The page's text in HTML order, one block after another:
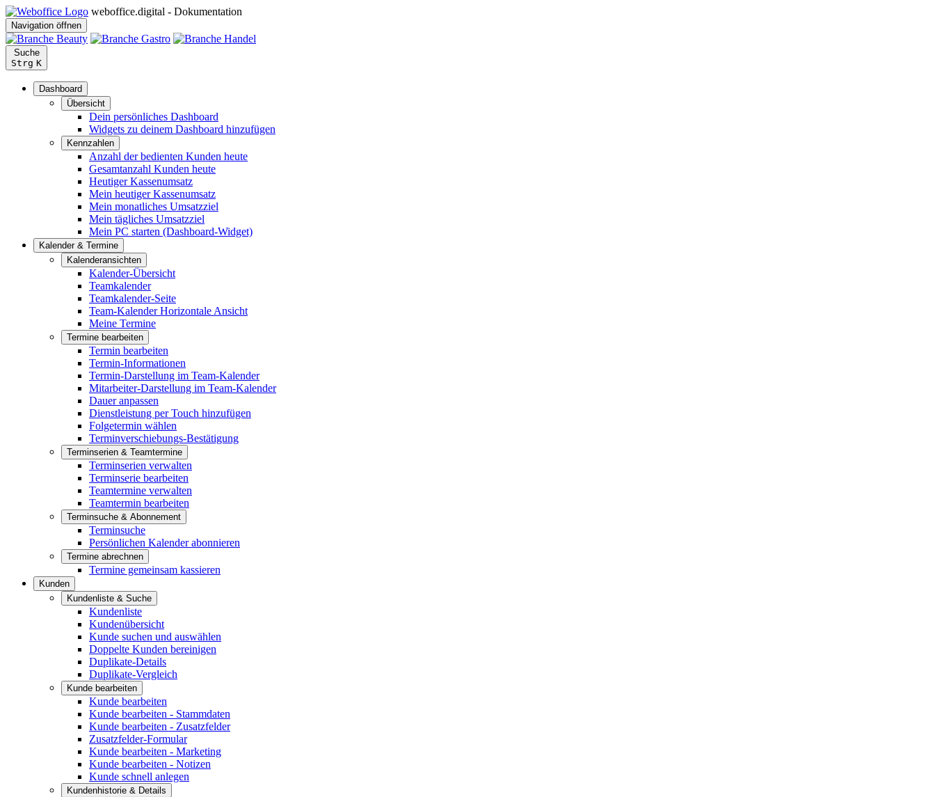
weboffice.digital - Dokumentation
Navigation öffnen
Suche
Strg K
Dashboard
Übersicht
Dein persönliches Dashboard
Widgets zu deinem Dashboard hinzufügen
Kennzahlen
Anzahl der bedienten Kunden heute
Gesamtanzahl Kunden heute
Heutiger Kassenumsatz
Mein heutiger Kassenumsatz
Mein monatliches Umsatzziel
Mein tägliches Umsatzziel
Mein PC starten (Dashboard-Widget)
Kalender & Termine
Kalenderansichten
Kalender-Übersicht
Teamkalender
Teamkalender-Seite
Team-Kalender Horizontale Ansicht
Meine Termine
Termine bearbeiten
Termin bearbeiten
Termin-Informationen
Termin-Darstellung im Team-Kalender
Mitarbeiter-Darstellung im Team-Kalender
Dauer anpassen
Dienstleistung per Touch hinzufügen
Folgetermin wählen
Terminverschiebungs-Bestätigung
Terminserien & Teamtermine
Terminserien verwalten
Terminserie bearbeiten
Teamtermine verwalten
Teamtermin bearbeiten
Terminsuche & Abonnement
Terminsuche
Persönlichen Kalender abonnieren
Termine abrechnen
Termine gemeinsam kassieren
Kunden
Kundenliste & Suche
Kundenliste
Kundenübersicht
Kunde suchen und auswählen
Doppelte Kunden bereinigen
Duplikate-Details
Duplikate-Vergleich
Kunde bearbeiten
Kunde bearbeiten
Kunde bearbeiten - Stammdaten
Kunde bearbeiten - Zusatzfelder
Zusatzfelder-Formular
Kunde bearbeiten - Marketing
Kunde bearbeiten - Notizen
Kunde schnell anlegen
Kundenhistorie & Details